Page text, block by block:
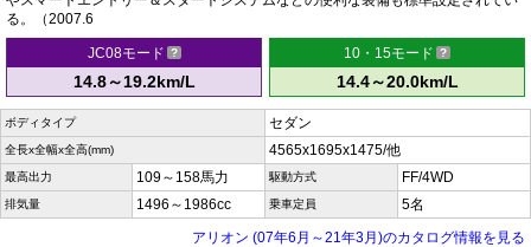
る。（2007.6
JC08モード
14.8～19.2km/L
10・15モード
14.4～20.0km/L
ボディタイプ セダン
全長x全幅x全高(mm) 4565x1695x1475/他
最高出力 109～158馬力 駆動方式 FF/4WD
排気量 1496～1986cc 乗車定員
5名
アリオン (07年6月～21年3月)のカタログ情報を見る